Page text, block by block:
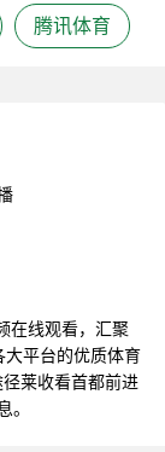
腾讯体育
在线观看，汇聚
大平台的优质体育
莱收看首都前进
。